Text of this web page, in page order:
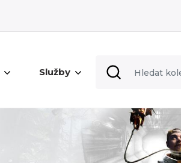
Služby